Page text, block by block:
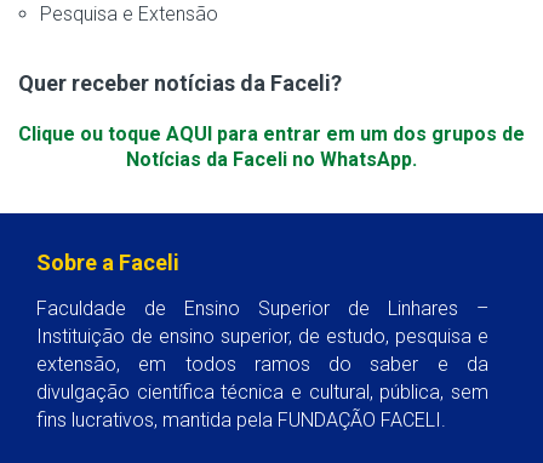
Pesquisa e Extensão
Quer receber notícias da Faceli?
Clique ou toque AQUI para entrar em um dos grupos de
Notícias da Faceli no WhatsApp.
Sobre a Faceli
Faculdade de Ensino Superior de Linhares –
Instituição de ensino superior, de estudo, pesquisa e
extensão, em todos ramos do saber e da
divulgação científica técnica e cultural, pública, sem
fins lucrativos, mantida pela FUNDAÇÃO FACELI.